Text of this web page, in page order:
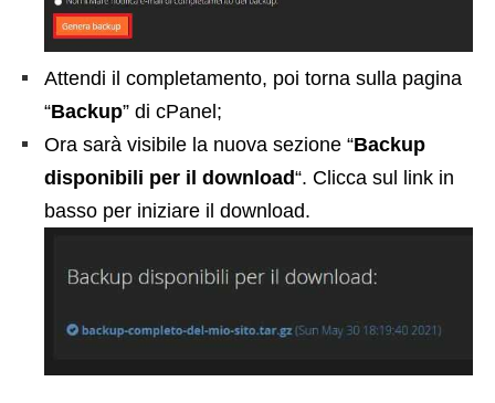
Attendi il completamento, poi torna sulla pagina
“Backup” di cPanel;
Ora sarà visibile la nuova sezione “Backup
disponibili per il download“. Clicca sul link in
basso per iniziare il download.